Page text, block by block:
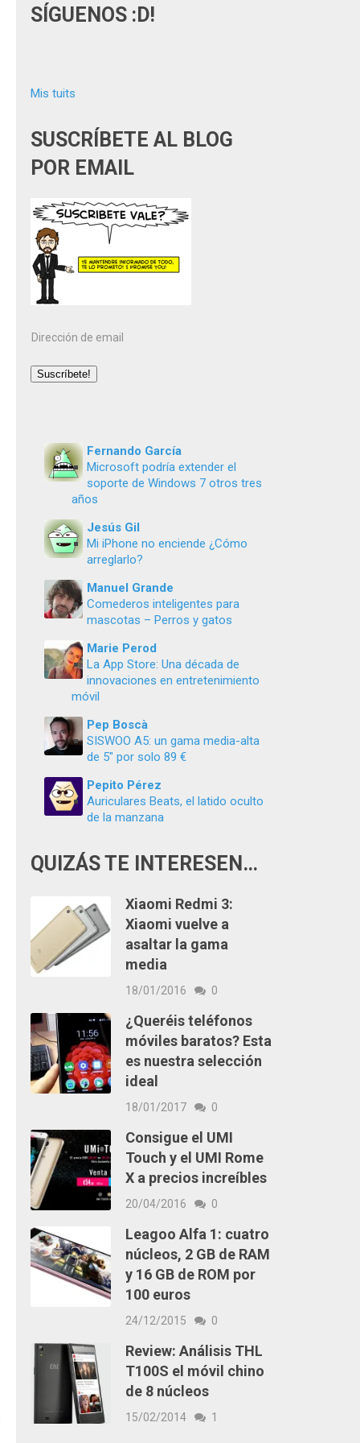
SÍGUENOS :D!
Mis tuits
SUSCRÍBETE AL BLOG
POR EMAIL
Dirección
email
Suscríbete!
Fernando García
Microsoft podría extender el
soporte de Windows 7 otros tres
años
Jesús Gil
Mi iPhone no enciende ¿Cómo
arreglarlo?
Manuel Grande
Comederos inteligentes para
mascotas – Perros y gatos
Marie Perod
La App Store: Una década de
innovaciones en entretenimiento
móvil
Pep Boscà
SISWOO A5: un gama media-alta
de 5″ por solo 89 €
Pepito Pérez
Auriculares Beats, el latido oculto
de la manzana
QUIZÁS TE INTERESEN…
Xiaomi Redmi 3:
Xiaomi vuelve a
asaltar la gama
media
18/01/2016 0
¿Queréis teléfonos
móviles baratos? Esta
es nuestra selección
ideal
18/01/2017 0
Consigue el UMI
Touch y el UMI Rome
X a precios increíbles
20/04/2016 0
Leagoo Alfa 1: cuatro
núcleos, 2 GB de RAM
y 16 GB de ROM por
100 euros
24/12/2015 0
Review: Análisis THL
T100S el móvil chino
de 8 núcleos
15/02/2014 1